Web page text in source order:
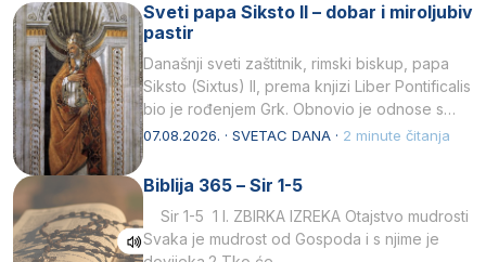
Sveti papa Siksto II – dobar i miroljubiv
pastir
Današnji sveti zaštitnik, rimski biskup, papa
Siksto (Sixtus) II, prema knjizi Liber Pontificalis
bio je rođenjem Grk. Obnovio je odnose s
afričkim…
07.08.2026. · SVETAC DANA · 2 minute čitanja
Biblija 365 – Sir 1-5
Sir 1-5 1 I. ZBIRKA IZREKA Otajstvo mudrosti
Svaka je mudrost od Gospoda i s njime je